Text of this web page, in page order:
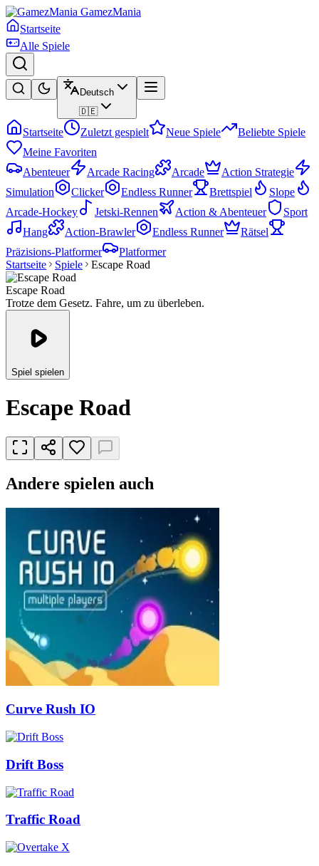
GamezMania
Startseite
Alle Spiele
Deutsch
🇩🇪
Startseite Zuletzt gespielt Neue Spiele
Beliebte Spiele
Meine Favoriten
Abenteuer
Arcade Racing Arcade
Action Strategie
Simulation
Clicker Endless Runner Brettspiel
Slope
Arcade-Hockey
Jetski-Rennen Action & Abenteuer
Sport
Hang
Action-Brawler Endless Runner
Rätsel
Präzisions-Platformer
Platformer
Startseite
Spiele Escape Road
Escape Road
Trotze dem Gesetz. Fahre, um zu überleben.
Spiel spielen
Escape Road
Andere spielen auch
Curve Rush IO
Drift Boss
Traffic Road